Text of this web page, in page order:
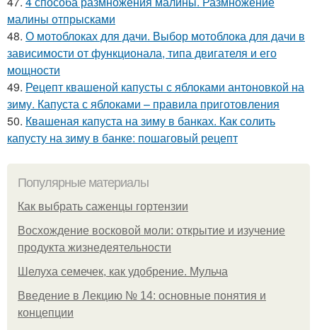
малины отпрысками
48. О мотоблоках для дачи. Выбор мотоблока для дачи в
зависимости от функционала, типа двигателя и его
мощности
49. Рецепт квашеной капусты с яблоками антоновкой на
зиму. Капуста с яблоками – правила приготовления
50. Квашеная капуста на зиму в банках. Как солить
капусту на зиму в банке: пошаговый рецепт
Популярные материалы
Как выбрать саженцы гортензии
Восхождение восковой моли: открытие и изучение
продукта жизнедеятельности
Шелуха семечек, как удобрение. Мульча
Введение в Лекцию № 14: основные понятия и
концепции